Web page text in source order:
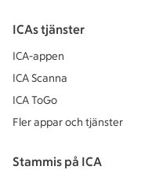
ICAs tjänster
ICA-appen
ICA Scanna
ICA ToGo
Fler appar och tjänster
Stammis på ICA